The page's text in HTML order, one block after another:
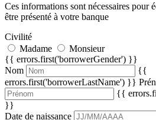
Ces informations sont nécessaires pour
être présenté à votre banque
Civilité
Madame
Monsieur
{{ errors.first('borrowerGender') }}
Nom
{{
errors.first('borrowerLastName') }}
{{
}}
Date de naissance